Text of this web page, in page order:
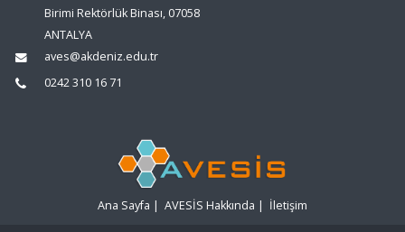
Birimi Rektörlük Binası, 07058
ANTALYA
aves@akdeniz.edu.tr
0242 310 16 71
Ana Sayfa | AVESİS Hakkında | İletişim